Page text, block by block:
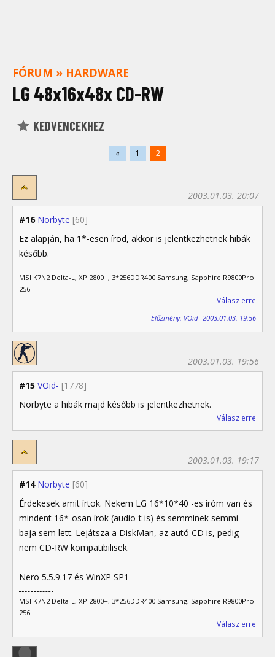
FÓRUM » HARDWARE
LG 48x16x48x CD-RW
KEDVENCEKHEZ
« 1 2
#16 Norbyte [60]
2003.01.03. 20:07
Ez alapján, ha 1*-esen írod, akkor is jelentkezhetnek hibák
később.
MSI K7N2 Delta-L, XP 2800+, 3*256DDR400 Samsung, Sapphire R9800Pro
256
Válasz erre
Előzmény: VOid- 2003.01.03. 19:56
#15 VOid- [1778]
2003.01.03. 19:56
Norbyte a hibák majd később is jelentkezhetnek.
Válasz erre
#14 Norbyte [60]
2003.01.03. 19:17
Érdekesek amit írtok. Nekem LG 16*10*40 -es íróm van és
mindent 16*-osan írok (audio-t is) és semminek semmi
baja sem lett. Lejátsza a DiskMan, az autó CD is, pedig
nem CD-RW kompatibilisek.
Nero 5.5.9.17 és WinXP SP1
MSI K7N2 Delta-L, XP 2800+, 3*256DDR400 Samsung, Sapphire R9800Pro
256
Válasz erre